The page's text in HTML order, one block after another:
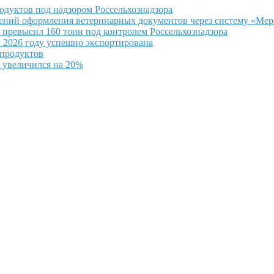
под надзором Россельхознадзора
оформления ветеринарных документов через систему
160 тонн под контролем Россельхознадзора
году успешно экспортирована
на 20%